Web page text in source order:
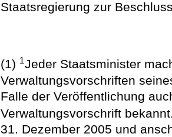
Staatsregierung zur
(1) 1Jeder Staatsminister
Verwaltungsvorschriften
Falle der Veröffentlichung
Verwaltungsvorschrift
31. Dezember 2005 und